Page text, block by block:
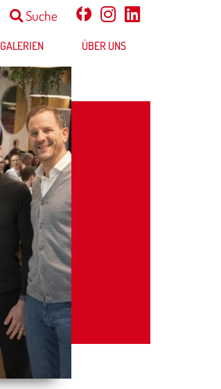
Suche
GALERIEN ÜBER UNS